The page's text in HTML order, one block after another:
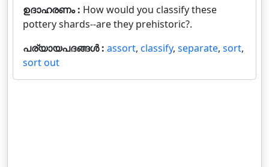
ഉദാഹരണം : How would you classify these
pottery shards--are they prehistoric?.
പര്യായപദങ്ങൾ : assort, classify, separate, sort,
sort out